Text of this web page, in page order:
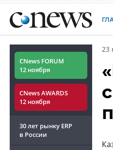
CNews FORUM
12 ноября
CNews AWARDS
12 ноября
30 лет рынку ERP
в России
23